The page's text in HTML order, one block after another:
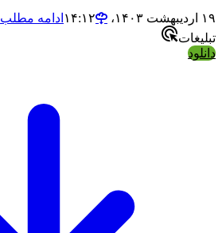
۱۹ اردیبهشت ۱۴۰۳،‏ ۱۴:۱۲
ادامه مطلب
تبلیغات
دانلود